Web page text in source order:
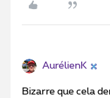
AurélienK
Bizarre que cela